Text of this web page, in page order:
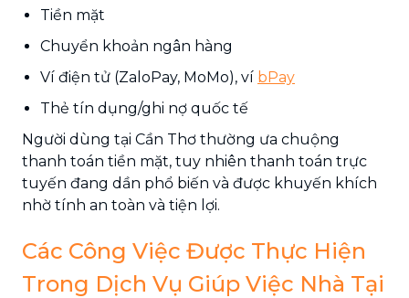
Tiền mặt
Chuyển khoản ngân hàng
Ví điện tử (ZaloPay, MoMo), ví bPay
Thẻ tín dụng/ghi nợ quốc tế
Người dùng tại Cần Thơ thường ưa chuộng
thanh toán tiền mặt, tuy nhiên thanh toán trực
tuyến đang dần phổ biến và được khuyến khích
nhờ tính an toàn và tiện lợi.
Các Công Việc Được Thực Hiện
Trong Dịch Vụ Giúp Việc Nhà Tại